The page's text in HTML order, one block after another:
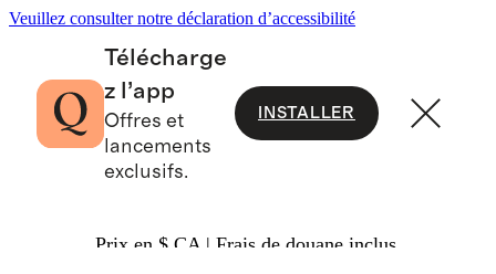
Veuillez consulter notre déclaration d’accessibilité
Télécharge
z l’app
Offres et
lancements
exclusifs.
INSTALLER
Prix en $ CA | Frais de douane inclus.